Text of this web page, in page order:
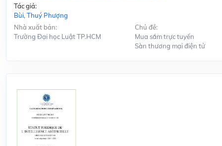
Tác giả:
Bùi, Thuý Phượng
Nhà xuất bản:
Trường Đại học Luật TP.HCM
Chủ đề:
Mua sắm trực tuyến
Sàn thương mại điện tử